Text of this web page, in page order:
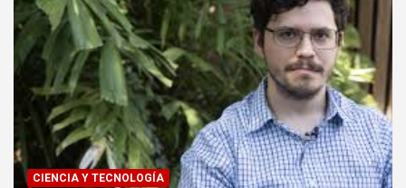
CIENCIA Y TECNOLOGÍA